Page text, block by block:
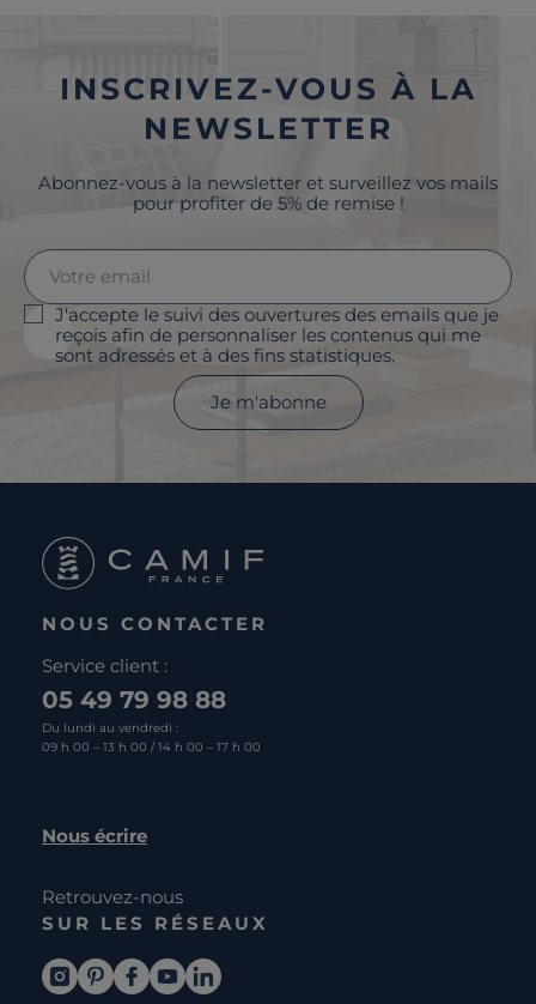
INSCRIVEZ-VOUS À LA
NEWSLETTER
Abonnez-vous à la newsletter et surveillez vos mails
pour profiter de 5% de remise !
J'accepte le suivi des ouvertures des emails que je
reçois afin de personnaliser les contenus qui me
sont adressés et à des fins statistiques.
Je m'abonne
NOUS CONTACTER
Service client :
05 49 79 98 88
Du lundi au vendredi :
09 h 00 – 13 h 00 / 14 h 00 – 17 h 00
Nous écrire
Retrouvez-nous
SUR LES RÉSEAUX